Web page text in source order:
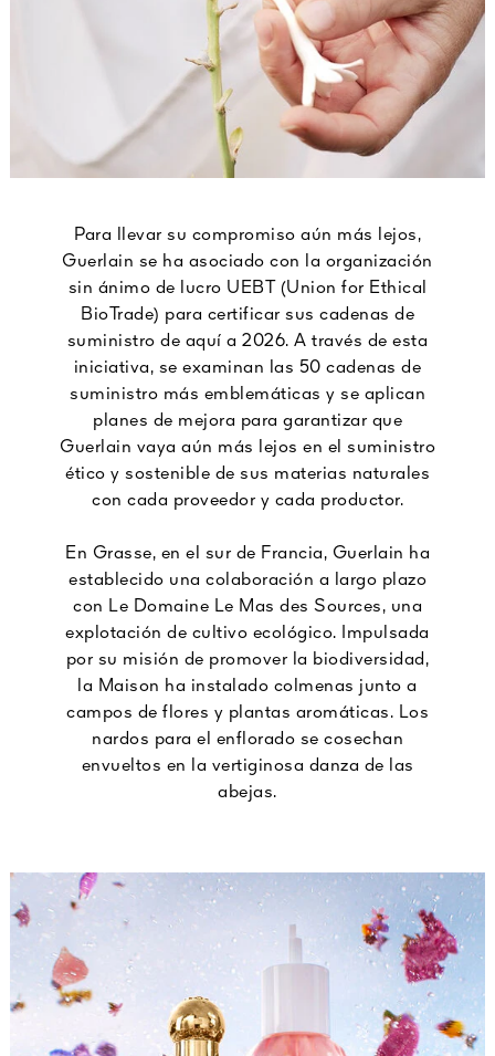
Para llevar su compromiso aún más lejos,
Guerlain se ha asociado con la organización
sin ánimo de lucro UEBT (Union for Ethical
BioTrade) para certificar sus cadenas de
suministro de aquí a 2026. A través de esta
iniciativa, se examinan las 50 cadenas de
suministro más emblemáticas y se aplican
planes de mejora para garantizar que
Guerlain vaya aún más lejos en el suministro
ético y sostenible de sus materias naturales
con cada proveedor y cada productor.
En Grasse, en el sur de Francia, Guerlain ha
establecido una colaboración a largo plazo
con Le Domaine Le Mas des Sources, una
explotación de cultivo ecológico. Impulsada
por su misión de promover la biodiversidad,
la Maison ha instalado colmenas junto a
campos de flores y plantas aromáticas. Los
nardos para el enflorado se cosechan
envueltos en la vertiginosa danza de las
abejas.